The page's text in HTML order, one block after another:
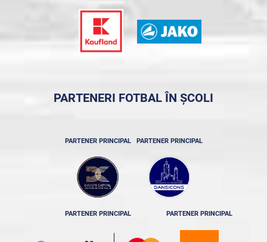
PARTENERI FOTBAL ÎN ȘCOLI
PARTENER PRINCIPAL PARTENER PRINCIPAL
PARTENER PRINCIPAL PARTENER PRINCIPAL